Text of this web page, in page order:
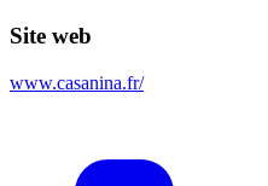
Site web
www.casanina.fr/